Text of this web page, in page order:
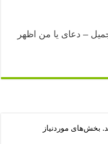
– دعای یا من اظهر
بخش‌های موردنیاز